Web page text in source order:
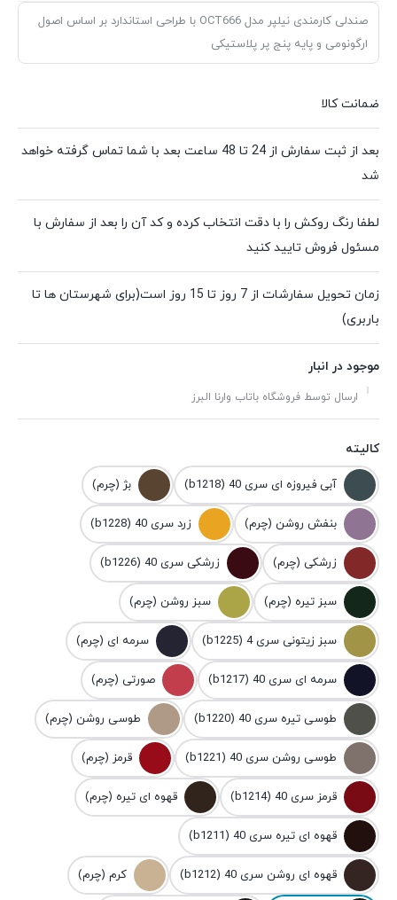
صندلی کارمندی نیلپر مدل OCT666 با طراحی استاندارد بر اساس اصول
ارگونومی و پایه پنج پر پلاستیکی
ضمانت کالا
بعد از ثبت سفارش از 24 تا 48 ساعت بعد با شما تماس گرفته خواهد
شد
لطفا رنگ روکش را با دقت انتخاب کرده و کد آن را بعد از سفارش با
مسئول فروش تایید کنید
زمان تحویل سفارشات از 7 روز تا 15 روز است(برای شهرستان ها تا
باربری)
موجود در انبار
ارسال توسط فروشگاه باتاب وارنا البرز
کالیته
آبی فیروزه ای سری 40 (b1218) بژ (چرم)
بنفش روشن (چرم) زرد سری 40 (b1228)
زرشکی (چرم) زرشکی سری 40 (b1226)
سبز تیره (چرم) سبز روشن (چرم)
سبز زیتونی سری 4 (b1225) سرمه ای (چرم)
سرمه ای سری 40 (b1217) صورتی (چرم)
طوسی تیره سری 40 (b1220) طوسی روشن (چرم)
طوسی روشن سری 40 (b1221) قرمز (چرم)
قرمز سری 40 (b1214) قهوه ای تیره (چرم)
قهوه ای تیره سری 40 (b1211)
قهوه ای روشن سری 40 (b1212) کرم (چرم)